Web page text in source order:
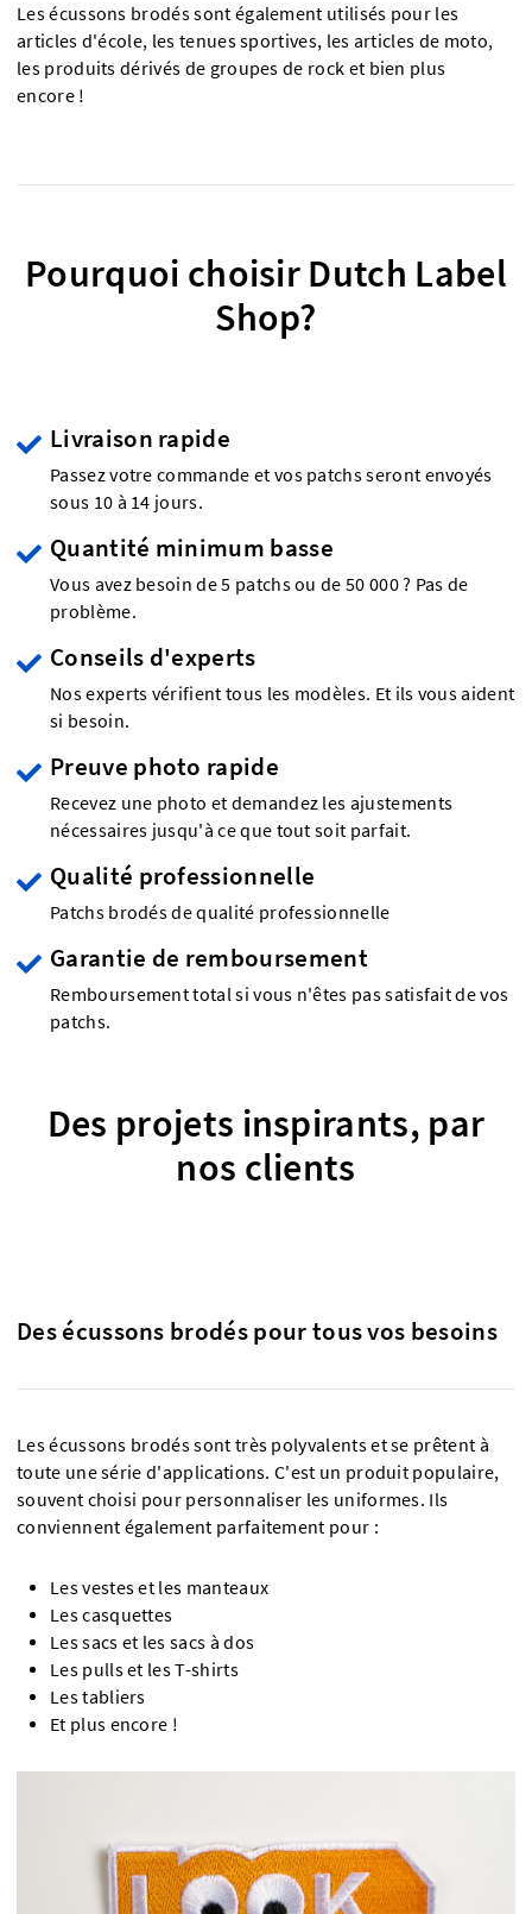
Les écussons brodés sont également utilisés pour les
articles d'école, les tenues sportives, les articles de moto,
les produits dérivés de groupes de rock et bien plus
encore !
Pourquoi choisir Dutch Label
Shop?
Livraison rapide
Passez votre commande et vos patchs seront envoyés
sous 10 à 14 jours.
Quantité minimum basse
Vous avez besoin de 5 patchs ou de 50 000 ? Pas de
problème.
Conseils d'experts
Nos experts vérifient tous les modèles. Et ils vous aident
si besoin.
Preuve photo rapide
Recevez une photo et demandez les ajustements
nécessaires jusqu'à ce que tout soit parfait.
Qualité professionnelle
Patchs brodés de qualité professionnelle
Garantie de remboursement
Remboursement total si vous n'êtes pas satisfait de vos
patchs.
Des projets inspirants, par
nos clients
Des écussons brodés pour tous vos besoins
Les écussons brodés sont très polyvalents et se prêtent à
toute une série d'applications. C'est un produit populaire,
souvent choisi pour personnaliser les uniformes. Ils
conviennent également parfaitement pour :
Les vestes et les manteaux
Les casquettes
Les sacs et les sacs à dos
Les pulls et les T-shirts
Les tabliers
Et plus encore !